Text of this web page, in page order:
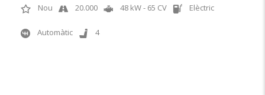
Nou 20.000 48 kW - 65 CV Elèctric
Automàtic 4